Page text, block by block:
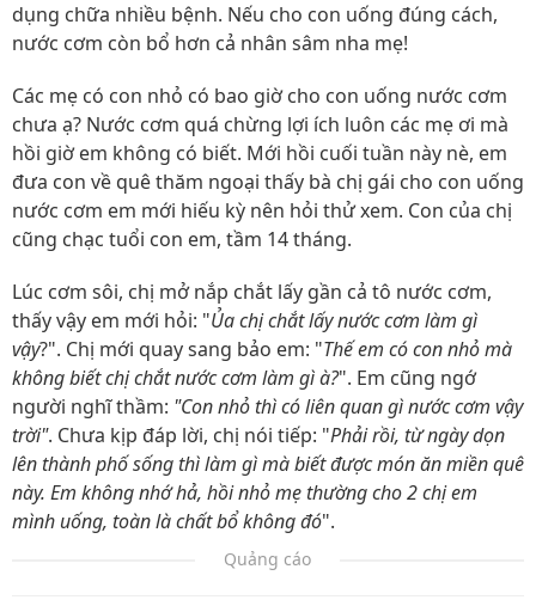
dụng chữa nhiều bệnh. Nếu cho con uống đúng cách,
nước cơm còn bổ hơn cả nhân sâm nha mẹ!
Các mẹ có con nhỏ có bao giờ cho con uống nước cơm
chưa ạ? Nước cơm quá chừng lợi ích luôn các mẹ ơi mà
hồi giờ em không có biết. Mới hồi cuối tuần này nè, em
đưa con về quê thăm ngoại thấy bà chị gái cho con uống
nước cơm em mới hiếu kỳ nên hỏi thử xem. Con của chị
cũng chạc tuổi con em, tầm 14 tháng.
Lúc cơm sôi, chị mở nắp chắt lấy gần cả tô nước cơm,
thấy vậy em mới hỏi: "Ủa chị chắt lấy nước cơm làm gì
vậy?". Chị mới quay sang bảo em: "Thế em có con nhỏ mà
không biết chị chắt nước cơm làm gì à?". Em cũng ngớ
người nghĩ thầm: "Con nhỏ thì có liên quan gì nước cơm vậy
trời". Chưa kịp đáp lời, chị nói tiếp: "Phải rồi, từ ngày dọn
lên thành phố sống thì làm gì mà biết được món ăn miền quê
này. Em không nhớ hả, hồi nhỏ mẹ thường cho 2 chị em
mình uống, toàn là chất bổ không đó".
Quảng cáo